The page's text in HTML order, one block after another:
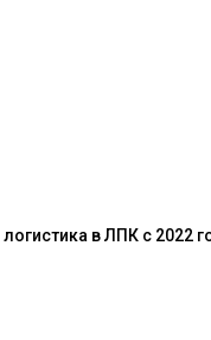
в ЛПК с 2022